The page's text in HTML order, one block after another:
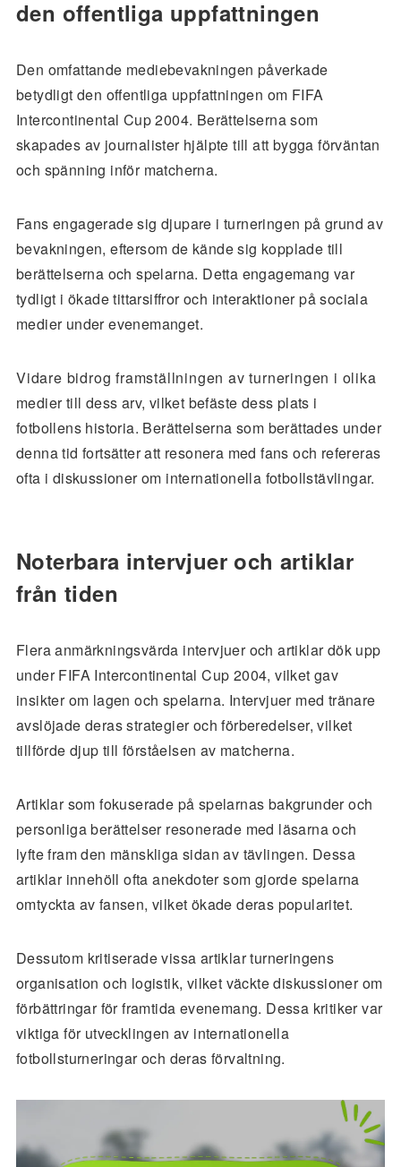
den offentliga uppfattningen
Den omfattande mediebevakningen påverkade
betydligt den offentliga uppfattningen om FIFA
Intercontinental Cup 2004. Berättelserna som
skapades av journalister hjälpte till att bygga förväntan
och spänning inför matcherna.
Fans engagerade sig djupare i turneringen på grund av
bevakningen, eftersom de kände sig kopplade till
berättelserna och spelarna. Detta engagemang var
tydligt i ökade tittarsiffror och interaktioner på sociala
medier under evenemanget.
Vidare bidrog framställningen av turneringen i olika
medier till dess arv, vilket befäste dess plats i
fotbollens historia. Berättelserna som berättades under
denna tid fortsätter att resonera med fans och refereras
ofta i diskussioner om internationella fotbollstävlingar.
Noterbara intervjuer och artiklar
från tiden
Flera anmärkningsvärda intervjuer och artiklar dök upp
under FIFA Intercontinental Cup 2004, vilket gav
insikter om lagen och spelarna. Intervjuer med tränare
avslöjade deras strategier och förberedelser, vilket
tillförde djup till förståelsen av matcherna.
Artiklar som fokuserade på spelarnas bakgrunder och
personliga berättelser resonerade med läsarna och
lyfte fram den mänskliga sidan av tävlingen. Dessa
artiklar innehöll ofta anekdoter som gjorde spelarna
omtyckta av fansen, vilket ökade deras popularitet.
Dessutom kritiserade vissa artiklar turneringens
organisation och logistik, vilket väckte diskussioner om
förbättringar för framtida evenemang. Dessa kritiker var
viktiga för utvecklingen av internationella
fotbollsturneringar och deras förvaltning.